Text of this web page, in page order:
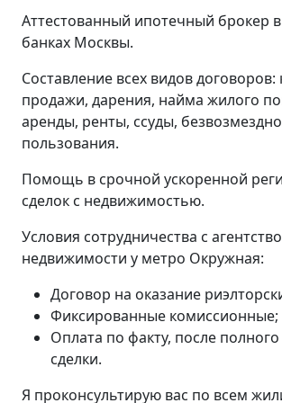
Аттестованный ипотечный брокер
банках Москвы.
Составление всех видов договоров:
продажи, дарения, найма жилого
аренды, ренты, ссуды,
пользования.
Помощь в срочной ускоренной
сделок с недвижимостью.
Условия сотрудничества с
недвижимости у метро Окружная:
Договор на оказание
Фиксированные комиссионные;
Оплата по факту, после
сделки.
Я проконсультирую вас по всем